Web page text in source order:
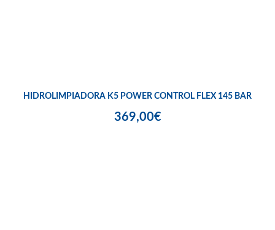
HIDROLIMPIADORA K5 POWER CONTROL FLEX 145 BAR
369,00€